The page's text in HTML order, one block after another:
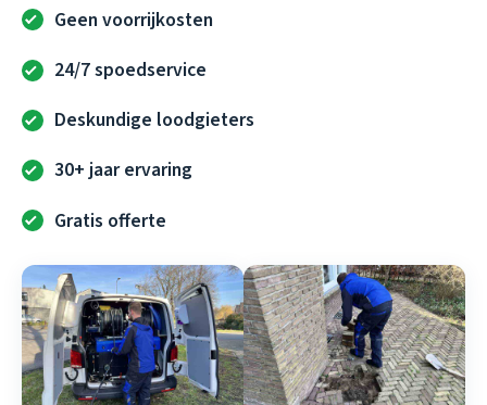
Geen voorrijkosten
24/7 spoedservice
Deskundige loodgieters
30+ jaar ervaring
Gratis offerte